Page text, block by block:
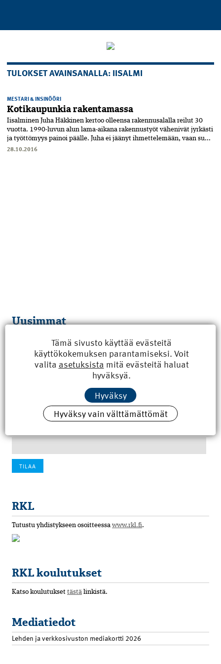
TULOKSET AVAINSANALLA: IISALMI
MESTARI & INSINÖÖRI
Kotikaupunkia rakentamassa
Iisalminen Juha Häkkinen kertoo olleensa rakennusalalla reilut 30
vuotta. 1990-luvun alun lama-aikana rakennustyöt vähenivät jyrkästi
ja työttömyys painoi päälle. Juha ei jäänyt ihmettelemään, vaan su...
28.10.2016
Uusimmat
Kyberisku kiinteistötietoihin haittaisi energiarakentamista
8.6.2026 15:21
100 vuotta sitten: Rajajoen uusi rautatiesilta
Tilaa uutiskirje
RKL
Tutustu yhdistykseen osoitteessa www.rkl.fi.
RKL koulutukset
Katso koulutukset tästä linkistä.
Mediatiedot
Lehden ja verkkosivuston mediakortti 2026
Tämä sivusto käyttää evästeitä
käyttökokemuksen parantamiseksi. Voit
valita asetuksista mitä evästeitä haluat
hyväksyä.
Hyväksy
Hyväksy vain välttämättömät